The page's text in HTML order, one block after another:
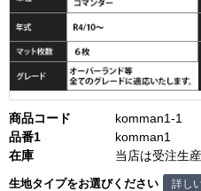
商品コード
komman1-1
品番1
komman1
在庫
当店は受注生
生地タイプをお選びください 詳し